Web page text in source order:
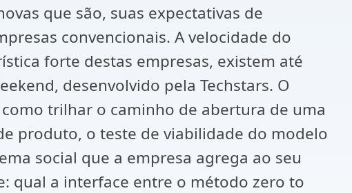
que são, suas expectativas de
convencionais. A velocidade do
forte destas empresas, existem até
desenvolvido pela Techstars. O
trilhar o caminho de abertura de uma
produto, o teste de viabilidade do modelo
social que a empresa agrega ao seu
qual a interface entre o método zero to